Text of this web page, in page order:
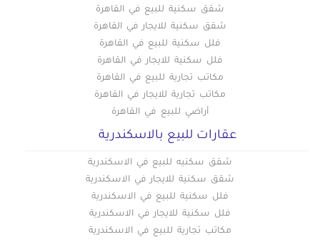
شقق سكنية للبيع في القاهرة
شقق سكنية للايجار في القاهرة
فلل سكنية للبيع في القاهرة
فلل سكنية للايجار في القاهرة
مكاتب تجارية للبيع في القاهرة
مكاتب تجارية للايجار في القاهرة
أراضي للبيع في القاهرة
عقارات للبيع بالاسكندرية
شقق سكنيه للبيع في الاسكندرية
شقق سكنية للايجار في الاسكندرية
فلل سكنية للبيع في الاسكندرية
فلل سكنية للايجار في الاسكندرية
مكاتب تجارية للبيع في الاسكندرية